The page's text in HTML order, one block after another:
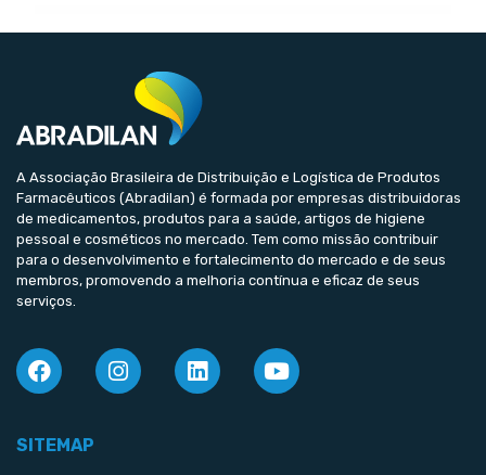
A Associação Brasileira de Distribuição e Logística de Produtos
Farmacêuticos (Abradilan) é formada por empresas distribuidoras
de medicamentos, produtos para a saúde, artigos de higiene
pessoal e cosméticos no mercado. Tem como missão contribuir
para o desenvolvimento e fortalecimento do mercado e de seus
membros, promovendo a melhoria contínua e eficaz de seus
serviços.
SITEMAP